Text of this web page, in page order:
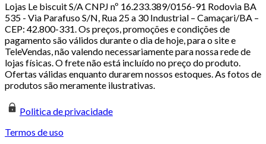
Lojas Le biscuit S/A CNPJ nº 16.233.389/0156-91 Rodovia BA
535 - Via Parafuso S/N, Rua 25 a 30 Industrial – Camaçari/BA –
CEP: 42.800-331. Os preços, promoções e condições de
pagamento são válidos durante o dia de hoje, para o site e
TeleVendas, não valendo necessariamente para nossa rede de
lojas físicas. O frete não está incluído no preço do produto.
Ofertas válidas enquanto durarem nossos estoques. As fotos de
produtos são meramente ilustrativas.
Politica de privacidade
Termos de uso